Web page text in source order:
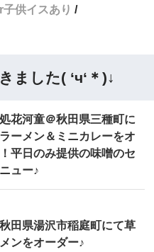
供イスあり
した( ‘ч‘＊)↓
花河童＠秋田県三種町に
ーメン＆ミニカレーをオ
平日のみ提供の味噌のセ
ュー♪
田県湯沢市稲庭町にて草
ンをオーダー♪